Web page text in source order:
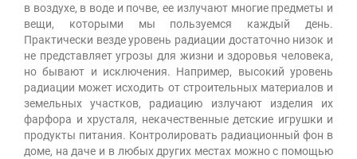
в воздухе, в воде и почве, ее излучают многие предметы и
вещи, которыми мы пользуемся каждый день.
Практически везде уровень радиации достаточно низок и
не представляет угрозы для жизни и здоровья человека,
но бывают и исключения. Например, высокий уровень
радиации может исходить от строительных материалов и
земельных участков, радиацию излучают изделия их
фарфора и хрусталя, некачественные детские игрушки и
продукты питания. Контролировать радиационный фон в
доме, на даче и в любых других местах можно с помощью